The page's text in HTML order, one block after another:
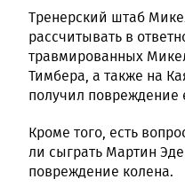
Тренерский штаб
рассчитывать в
травмированных
Тимбера, а также на
получил
Кроме того, есть
ли сыграть Мартин
повреждение колена.